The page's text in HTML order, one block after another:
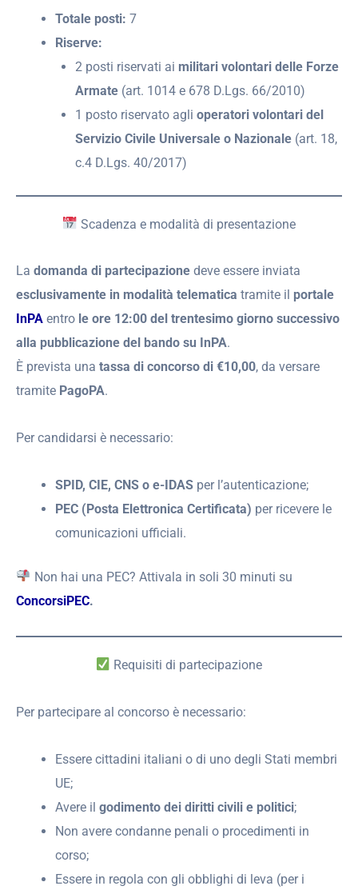
Totale posti: 7
Riserve:
2 posti riservati ai militari volontari delle Forze
Armate(art. 1014 e 678 D.Lgs. 66/2010)
1 posto riservato agli operatori volontari del
Servizio Civile Universale o Nazionale(art. 18,
c.4 D.Lgs. 40/2017)
Scadenza e modalità di presentazione
La domanda di partecipazione deve essere inviata
esclusivamente in modalità telematica tramite il portale
InPA entro le ore 12:00 del trentesimo giorno successivo
alla pubblicazione del bando su InPA.
È prevista una tassa di concorso di €10,00, da versare
tramite PagoPA.
Per candidarsi è necessario:
SPID, CIE, CNS o e-IDAS per l’autenticazione;
PEC (Posta Elettronica Certificata) per ricevere le
comunicazioni ufficiali.
Non hai una PEC? Attivala in soli 30 minuti su
ConcorsiPEC.
Requisiti di partecipazione
Per partecipare al concorso è necessario:
Essere cittadini italiani o di uno degli Stati membri
UE;
Avere ilgodimento dei diritti civili e politici;
Non avere condanne penali o procedimenti in
corso;
Essere in regola con gli obblighi di leva (per i